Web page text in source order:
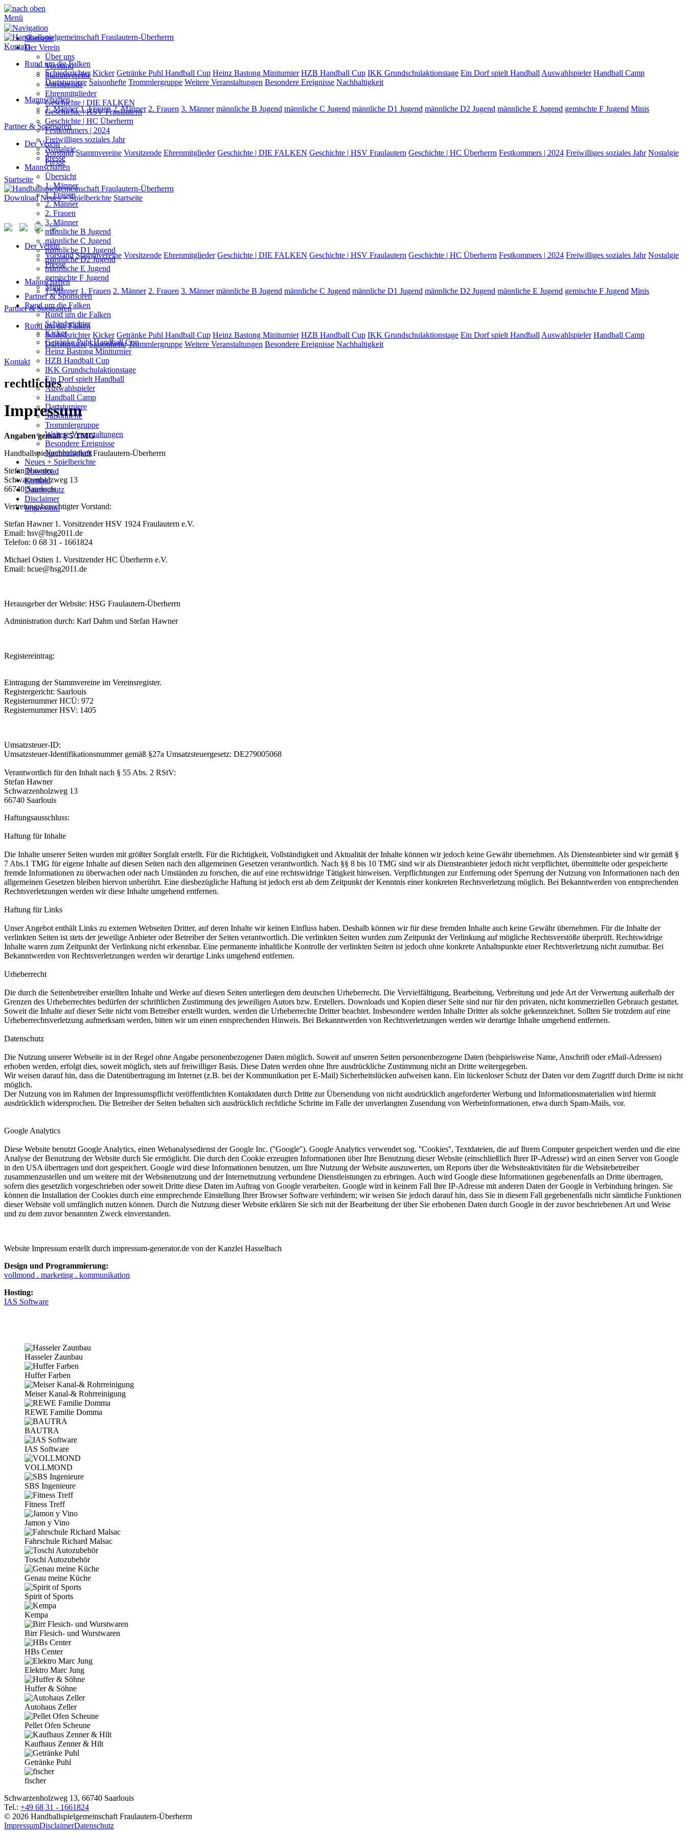
Menü
Startseite
Der Verein
Über uns
Vorstand
Stammvereine
Vorsitzende
Ehrenmitglieder
Geschichte | DIE FALKEN
Geschichte | HSV Fraulautern
Geschichte | HC Überherrn
Festkommers | 2024
Freiwilliges soziales Jahr
Nostalgie
Presse
Mannschaften
Übersicht
1. Männer
1. Frauen
2. Männer
2. Frauen
3. Männer
männliche B Jugend
männliche C Jugend
männliche D1 Jugend
männliche D2 Jugend
männliche E Jugend
gemischte F Jugend
Minis
Partner & Sponsoren
Rund um die Falken
Rund um die Falken
Schiedsrichter
Kicker
Getränke Puhl Handball Cup
Heinz Bastong Miniturnier
HZB Handball Cup
IKK Grundschulaktionstage
Ein Dorf spielt Handball
Auswahlspieler
Handball Camp
Dartsturniere
Saisonhefte
Trommlergruppe
Weitere Veranstaltungen
Besondere Ereignisse
Nachhaltigkeit
Neues + Spielberichte
Download
Kontakt
Datenschutz
Disclaimer
Impressum
Kontakt
Rund um die Falken
Schiedsrichter Kicker Getränke Puhl Handball Cup Heinz Bastong Miniturnier HZB Handball Cup IKK Grundschulaktionstage Ein Dorf spielt Handball Auswahlspieler Handball Camp
Dartsturniere Saisonhefte Trommlergruppe Weitere Veranstaltungen Besondere Ereignisse Nachhaltigkeit
Mannschaften
1. Männer 1. Frauen 2. Männer 2. Frauen 3. Männer männliche B Jugend männliche C Jugend männliche D1 Jugend männliche D2 Jugend männliche E Jugend gemischte F Jugend Minis
Partner & Sponsoren
Der Verein
Vorstand Stammvereine Vorsitzende Ehrenmitglieder Geschichte | DIE FALKEN Geschichte | HSV Fraulautern Geschichte | HC Überherrn Festkommers | 2024 Freiwilliges soziales Jahr Nostalgie
Presse
Startseite
Download Neues + Spielberichte Startseite
Der Verein
Vorstand Stammvereine Vorsitzende Ehrenmitglieder Geschichte | DIE FALKEN Geschichte | HSV Fraulautern Geschichte | HC Überherrn Festkommers | 2024 Freiwilliges soziales Jahr Nostalgie
Presse
Mannschaften
1. Männer 1. Frauen 2. Männer 2. Frauen 3. Männer männliche B Jugend männliche C Jugend männliche D1 Jugend männliche D2 Jugend männliche E Jugend gemischte F Jugend Minis
Partner & Sponsoren
Rund um die Falken
Schiedsrichter Kicker Getränke Puhl Handball Cup Heinz Bastong Miniturnier HZB Handball Cup IKK Grundschulaktionstage Ein Dorf spielt Handball Auswahlspieler Handball Camp
Dartsturniere Saisonhefte Trommlergruppe Weitere Veranstaltungen Besondere Ereignisse Nachhaltigkeit
Kontakt
rechtliches
Impressum
Angaben gemäß § 5 TMG
Handballspielgemeinschaft Fraulautern-Überherrn
Stefan Hawner
Schwarzenholzweg 13
66740 Saarlouis
Vertretungsberechtigter Vorstand:
Stefan Hawner 1. Vorsitzender HSV 1924 Fraulautern e.V.
Email: hsv@hsg2011.de
Telefon: 0 68 31 - 1661824
Michael Ostien 1. Vorsitzender HC Überherrn e.V.
Email: hcue@hsg2011.de
Herausgeber der Website: HSG Fraulautern-Überherrn
Administration durch: Karl Dahm und Stefan Hawner
Registereintrag:
Eintragung der Stammvereine im Vereinsregister.
Registergericht: Saarlouis
Registernummer HCÜ: 972
Registernummer HSV: 1405
Umsatzsteuer-ID:
Umsatzsteuer-Identifikationsnummer gemäß §27a Umsatzsteuergesetz: DE279005068
Verantwortlich für den Inhalt nach § 55 Abs. 2 RStV:
Stefan Hawner
Schwarzenholzweg 13
66740 Saarlouis
Haftungsausschluss:
Haftung für Inhalte
Die Inhalte unserer Seiten wurden mit größter Sorgfalt erstellt. Für die Richtigkeit, Vollständigkeit und Aktualität der Inhalte können wir jedoch keine Gewähr übernehmen. Als Diensteanbieter sind wir gemäß §
7 Abs.1 TMG für eigene Inhalte auf diesen Seiten nach den allgemeinen Gesetzen verantwortlich. Nach §§ 8 bis 10 TMG sind wir als Diensteanbieter jedoch nicht verpflichtet, übermittelte oder gespeicherte
fremde Informationen zu überwachen oder nach Umständen zu forschen, die auf eine rechtswidrige Tätigkeit hinweisen. Verpflichtungen zur Entfernung oder Sperrung der Nutzung von Informationen nach den
allgemeinen Gesetzen bleiben hiervon unberührt. Eine diesbezügliche Haftung ist jedoch erst ab dem Zeitpunkt der Kenntnis einer konkreten Rechtsverletzung möglich. Bei Bekanntwerden von entsprechenden
Rechtsverletzungen werden wir diese Inhalte umgehend entfernen.
Haftung für Links
Unser Angebot enthält Links zu externen Webseiten Dritter, auf deren Inhalte wir keinen Einfluss haben. Deshalb können wir für diese fremden Inhalte auch keine Gewähr übernehmen. Für die Inhalte der
verlinkten Seiten ist stets der jeweilige Anbieter oder Betreiber der Seiten verantwortlich. Die verlinkten Seiten wurden zum Zeitpunkt der Verlinkung auf mögliche Rechtsverstöße überprüft. Rechtswidrige
Inhalte waren zum Zeitpunkt der Verlinkung nicht erkennbar. Eine permanente inhaltliche Kontrolle der verlinkten Seiten ist jedoch ohne konkrete Anhaltspunkte einer Rechtsverletzung nicht zumutbar. Bei
Bekanntwerden von Rechtsverletzungen werden wir derartige Links umgehend entfernen.
Urheberrecht
Die durch die Seitenbetreiber erstellten Inhalte und Werke auf diesen Seiten unterliegen dem deutschen Urheberrecht. Die Vervielfältigung, Bearbeitung, Verbreitung und jede Art der Verwertung außerhalb der
Grenzen des Urheberrechtes bedürfen der schriftlichen Zustimmung des jeweiligen Autors bzw. Erstellers. Downloads und Kopien dieser Seite sind nur für den privaten, nicht kommerziellen Gebrauch gestattet.
Soweit die Inhalte auf dieser Seite nicht vom Betreiber erstellt wurden, werden die Urheberrechte Dritter beachtet. Insbesondere werden Inhalte Dritter als solche gekennzeichnet. Sollten Sie trotzdem auf eine
Urheberrechtsverletzung aufmerksam werden, bitten wir um einen entsprechenden Hinweis. Bei Bekanntwerden von Rechtsverletzungen werden wir derartige Inhalte umgehend entfernen.
Datenschutz
Die Nutzung unserer Webseite ist in der Regel ohne Angabe personenbezogener Daten möglich. Soweit auf unseren Seiten personenbezogene Daten (beispielsweise Name, Anschrift oder eMail-Adressen)
erhoben werden, erfolgt dies, soweit möglich, stets auf freiwilliger Basis. Diese Daten werden ohne Ihre ausdrückliche Zustimmung nicht an Dritte weitergegeben.
Wir weisen darauf hin, dass die Datenübertragung im Internet (z.B. bei der Kommunikation per E-Mail) Sicherheitslücken aufweisen kann. Ein lückenloser Schutz der Daten vor dem Zugriff durch Dritte ist nicht
möglich.
Der Nutzung von im Rahmen der Impressumspflicht veröffentlichten Kontaktdaten durch Dritte zur Übersendung von nicht ausdrücklich angeforderter Werbung und Informationsmaterialien wird hiermit
ausdrücklich widersprochen. Die Betreiber der Seiten behalten sich ausdrücklich rechtliche Schritte im Falle der unverlangten Zusendung von Werbeinformationen, etwa durch Spam-Mails, vor.
Google Analytics
Diese Website benutzt Google Analytics, einen Webanalysedienst der Google Inc. (''Google''). Google Analytics verwendet sog. ''Cookies'', Textdateien, die auf Ihrem Computer gespeichert werden und die eine
Analyse der Benutzung der Website durch Sie ermöglicht. Die durch den Cookie erzeugten Informationen über Ihre Benutzung dieser Website (einschließlich Ihrer IP-Adresse) wird an einen Server von Google
in den USA übertragen und dort gespeichert. Google wird diese Informationen benutzen, um Ihre Nutzung der Website auszuwerten, um Reports über die Websiteaktivitäten für die Websitebetreiber
zusammenzustellen und um weitere mit der Websitenutzung und der Internetnutzung verbundene Dienstleistungen zu erbringen. Auch wird Google diese Informationen gegebenenfalls an Dritte übertragen,
sofern dies gesetzlich vorgeschrieben oder soweit Dritte diese Daten im Auftrag von Google verarbeiten. Google wird in keinem Fall Ihre IP-Adresse mit anderen Daten der Google in Verbindung bringen. Sie
können die Installation der Cookies durch eine entsprechende Einstellung Ihrer Browser Software verhindern; wir weisen Sie jedoch darauf hin, dass Sie in diesem Fall gegebenenfalls nicht sämtliche Funktionen
dieser Website voll umfänglich nutzen können. Durch die Nutzung dieser Website erklären Sie sich mit der Bearbeitung der über Sie erhobenen Daten durch Google in der zuvor beschriebenen Art und Weise
und zu dem zuvor benannten Zweck einverstanden.
Website Impressum erstellt durch impressum-generator.de von der Kanzlei Hasselbach
Design und Programmierung:
vollmond . marketing . kommunikation
Hosting:
IAS Software
Hasseler Zaunbau
Huffer Farben
Meiser Kanal-& Rohrreinigung
REWE Familie Domma
BAUTRA
IAS Software
VOLLMOND
SBS Ingenieure
Fitness Treff
Jamon y Vino
Fahrschule Richard Malsac
Toschi Autozubehör
Genau meine Küche
Spirit of Sports
Kempa
Birr Flesich- und Wurstwaren
HBs Center
Elektro Marc Jung
Huffer & Söhne
Autohaus Zeller
Pellet Ofen Scheune
Kaufhaus Zenner & Hilt
Getränke Puhl
fischer
Schwarzenholzweg 13, 66740 Saarlouis
Tel.: +49 68 31 - 1661824
© 2026 Handballspielgemeinschaft Fraulautern-Überherrn
ImpressumDisclaimerDatenschutz